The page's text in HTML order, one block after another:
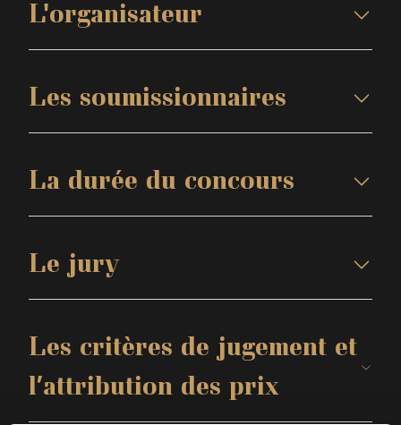
L'organisateur
Les soumissionnaires
La durée du concours
Le jury
Les critères de jugement et
l’attribution des prix